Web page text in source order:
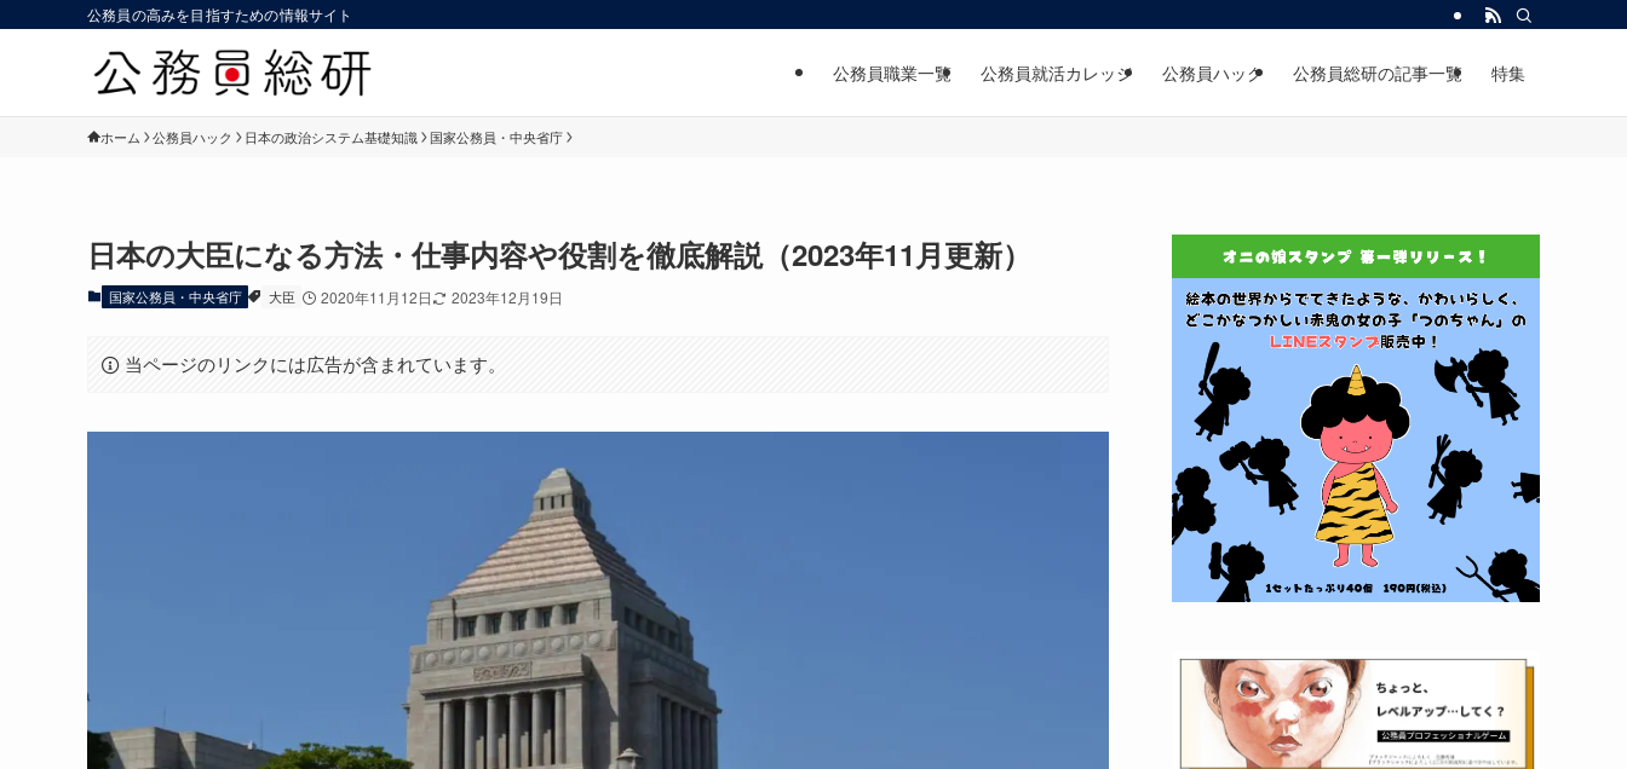
公務員の高みを目指すための情報サイト
公務員職業一覧 公務員就活カレッジ 公務員ハック 公務員総研の記事一覧 特集
ホーム 公務員ハック 日本の政治システム基礎知識 国家公務員・中央省庁
日本の大臣になる方法・仕事内容や役割を徹底解説（2023年11月更新）
国家公務員・中央省庁 大臣 2020年11月12日 2023年12月19日
当ページのリンクには広告が含まれています。